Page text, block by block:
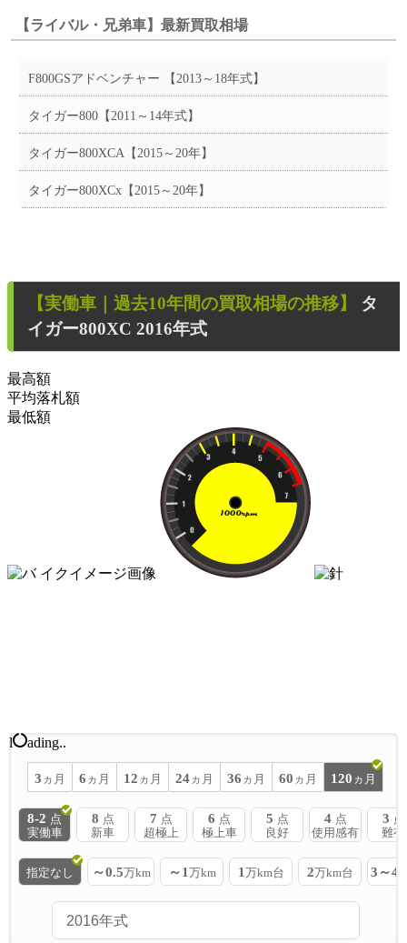
【ライバル・兄弟車】最新買取相場
F800GSアドベンチャー 【2013～18年式】
タイガー800【2011～14年式】
タイガー800XCA【2015～20年】
タイガー800XCx【2015～20年】
【実働車 ｜過去10年間の買取相場の推移】 タ
イガー800XC 2016年式
最高額
平均落札額
最低額
l ading..
3 ヵ月 6 ヵ月 12 ヵ月 24 ヵ月 36 ヵ月 60 ヵ月 120 ヵ月
8-2 点
実働車
8 点
新車
7 点
超極上
6 点
極上車
5 点
良好
4 点
使用感有
3 点
難有
指定なし ～0.5万km ～1 万km 1 万km台 2万km台 3～4